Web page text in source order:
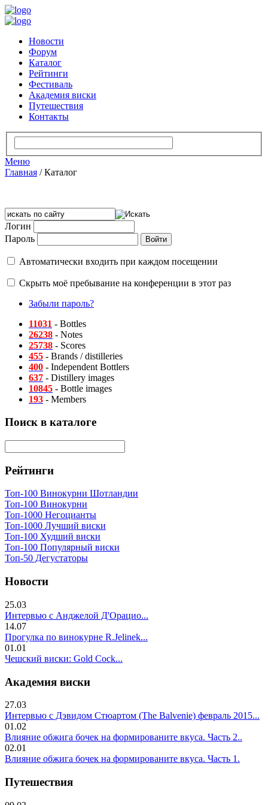
Новости
Форум
Каталог
Рейтинги
Фестиваль
Академия виски
Путешествия
Контакты
Меню
Главная /Каталог
Логин
Пароль
Автоматически входить при каждом посещении
Скрыть моё пребывание на конференции в этот раз
Забыли пароль?
11031 - Bottles
26238 - Notes
25738 - Scores
455 - Brands / distilleries
400 - Independent Bottlers
637 - Distillery images
10845 - Bottle images
193 - Members
Поиск в каталоге
Рейтинги
Топ-100 Винокурни Шотландии
Топ-100 Винокурни
Топ-1000 Негоцианты
Топ-1000 Лучший виски
Топ-100 Худший виски
Топ-100 Популярный виски
Топ-50 Дегустаторы
Новости
25.03
Интервью с Анджелой Д'Орацио...
14.07
Прогулка по винокурне R.Jelinek...
01.01
Чешский виски: Gold Cock...
Академия виски
27.03
Интервью с Дэвидом Стюартом (The Balvenie) февраль 2015...
01.02
Влияние обжига бочек на формированите вкуса. Часть 2..
02.01
Влияние обжига бочек на формированите вкуса. Часть 1.
Путешествия